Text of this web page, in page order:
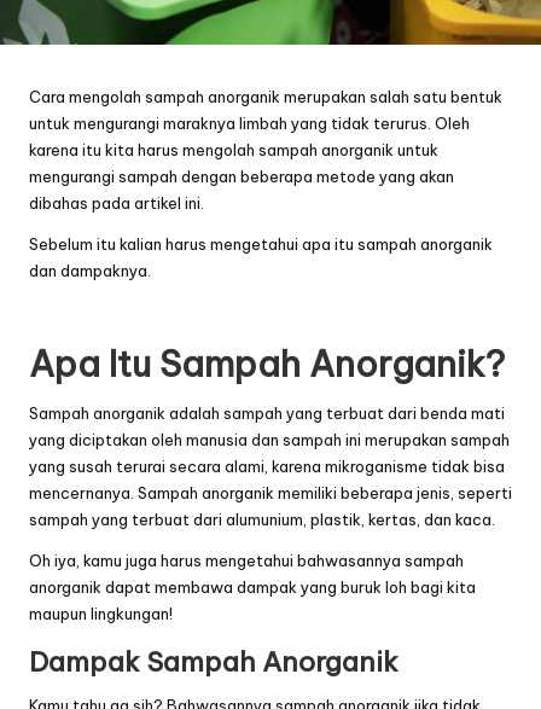
Cara mengolah sampah anorganik merupakan salah satu bentuk
untuk mengurangi maraknya limbah yang tidak terurus. Oleh
karena itu kita harus mengolah sampah anorganik untuk
mengurangi sampah dengan beberapa metode yang akan
dibahas pada artikel ini.
Sebelum itu kalian harus mengetahui apa itu sampah anorganik
dan dampaknya.
Apa Itu Sampah Anorganik?
Sampah anorganik adalah sampah yang terbuat dari benda mati
yang diciptakan oleh manusia dan sampah ini merupakan sampah
yang susah terurai secara alami, karena mikroganisme tidak bisa
mencernanya. Sampah anorganik memiliki beberapa jenis, seperti
sampah yang terbuat dari alumunium, plastik, kertas, dan kaca.
Oh iya, kamu juga harus mengetahui bahwasannya sampah
anorganik dapat membawa dampak yang buruk loh bagi kita
maupun lingkungan!
Dampak Sampah Anorganik
Kamu tahu ga sih? Bahwasannya sampah anorganik jika tidak